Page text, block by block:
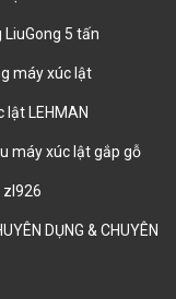
LiuGong 5 tấn
máy xúc lật
lật LEHMAN
máy xúc lật gắp gỗ
zl926
DỤNG & CHUYÊN